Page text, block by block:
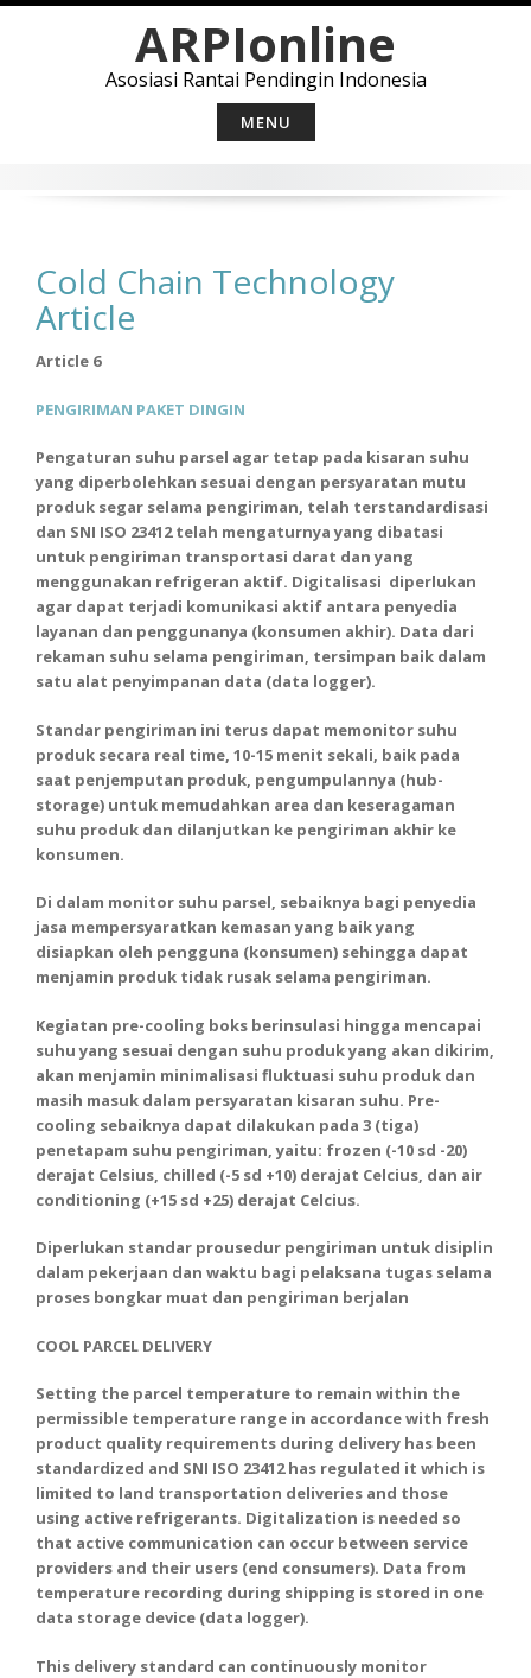
ARPIonline
Asosiasi Rantai Pendingin Indonesia
MENU
Cold Chain Technology
Article
Article 6
PENGIRIMAN PAKET DINGIN
Pengaturan suhu parsel agar tetap pada kisaran suhu
yang diperbolehkan sesuai dengan persyaratan mutu
produk segar selama pengiriman, telah terstandardisasi
dan SNI ISO 23412 telah mengaturnya yang dibatasi
untuk pengiriman transportasi darat dan yang
menggunakan refrigeran aktif. Digitalisasi diperlukan
agar dapat terjadi komunikasi aktif antara penyedia
layanan dan penggunanya (konsumen akhir). Data dari
rekaman suhu selama pengiriman, tersimpan baik dalam
satu alat penyimpanan data (data logger).
Standar pengiriman ini terus dapat memonitor suhu
produk secara real time, 10-15 menit sekali, baik pada
saat penjemputan produk, pengumpulannya (hub-
storage) untuk memudahkan area dan keseragaman
suhu produk dan dilanjutkan ke pengiriman akhir ke
konsumen.
Di dalam monitor suhu parsel, sebaiknya bagi penyedia
jasa mempersyaratkan kemasan yang baik yang
disiapkan oleh pengguna (konsumen) sehingga dapat
menjamin produk tidak rusak selama pengiriman.
Kegiatan pre-cooling boks berinsulasi hingga mencapai
suhu yang sesuai dengan suhu produk yang akan dikirim,
akan menjamin minimalisasi fluktuasi suhu produk dan
masih masuk dalam persyaratan kisaran suhu. Pre-
cooling sebaiknya dapat dilakukan pada 3 (tiga)
penetapam suhu pengiriman, yaitu: frozen (-10 sd -20)
derajat Celsius, chilled (-5 sd +10) derajat Celcius, dan air
conditioning (+15 sd +25) derajat Celcius.
Diperlukan standar prousedur pengiriman untuk disiplin
dalam pekerjaan dan waktu bagi pelaksana tugas selama
proses bongkar muat dan pengiriman berjalan
COOL PARCEL DELIVERY
Setting the parcel temperature to remain within the
permissible temperature range in accordance with fresh
product quality requirements during delivery has been
standardized and SNI ISO 23412 has regulated it which is
limited to land transportation deliveries and those
using active refrigerants. Digitalization is needed so
that active communication can occur between service
providers and their users (end consumers). Data from
temperature recording during shipping is stored in one
data storage device (data logger).
This delivery standard can continuously monitor